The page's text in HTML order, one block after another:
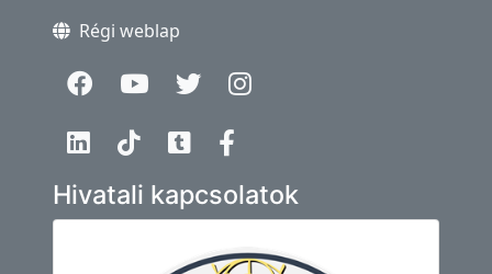
Régi weblap
Hivatali kapcsolatok